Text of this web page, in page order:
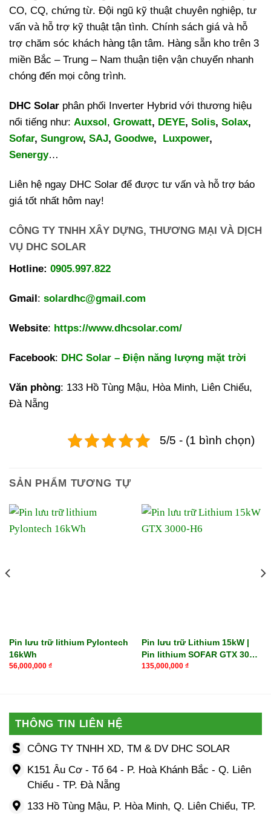
CO, CQ, chứng từ. Đội ngũ kỹ thuật chuyên nghiệp, tư
vấn và hỗ trợ kỹ thuật tận tình. Chính sách giá và hỗ
trợ chăm sóc khách hàng tận tâm. Hàng sẵn kho trên 3
miền Bắc – Trung – Nam thuận tiện vận chuyển nhanh
chóng đến mọi công trình.
DHC Solar phân phối Inverter Hybrid với thương hiệu
nổi tiếng như: Auxsol, Growatt, DEYE, Solis, Solax,
Sofar, Sungrow, SAJ, Goodwe, Luxpower,
Senergy…
Liên hệ ngay DHC Solar để được tư vấn và hỗ trợ báo
giá tốt nhất hôm nay!
CÔNG TY TNHH XÂY DỰNG, THƯƠNG MẠI VÀ DỊCH
VỤ DHC SOLAR
Hotline: 0905.997.822
Gmail: solardhc@gmail.com
Website: https://www.dhcsolar.com/
Facebook: DHC Solar – Điện năng lượng mặt trời
Văn phòng: 133 Hồ Tùng Mậu, Hòa Minh, Liên Chiểu,
Đà Nẵng
5/5 - (1 bình chọn)
SẢN PHẨM TƯƠNG TỰ
Pin lưu trữ lithium Pylontech
16kWh
56,000,000 ₫
Pin lưu trữ Lithium 15kW |
Pin lithium SOFAR GTX 3000-
H6
135,000,000 ₫
THÔNG TIN LIÊN HỆ
CÔNG TY TNHH XD, TM & DV DHC SOLAR
K151 Âu Cơ - Tổ 64 - P. Hoà Khánh Bắc - Q. Liên
Chiểu - TP. Đà Nẵng
133 Hồ Tùng Mậu, P. Hòa Minh, Q. Liên Chiểu, TP.